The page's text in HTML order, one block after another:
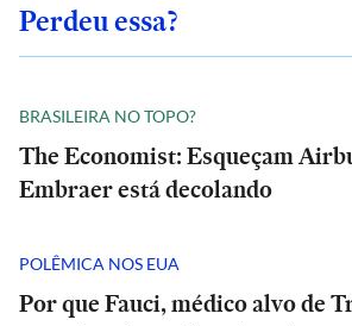
Perdeu essa?
BRASILEIRA NO TOPO?
The Economist: Esqueçam
Embraer está decolando
POLÊMICA NOS EUA
Por que Fauci, médico alvo de